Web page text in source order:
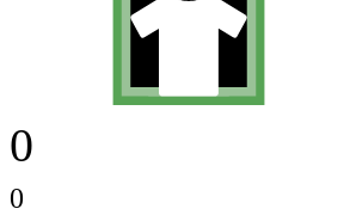
0
0